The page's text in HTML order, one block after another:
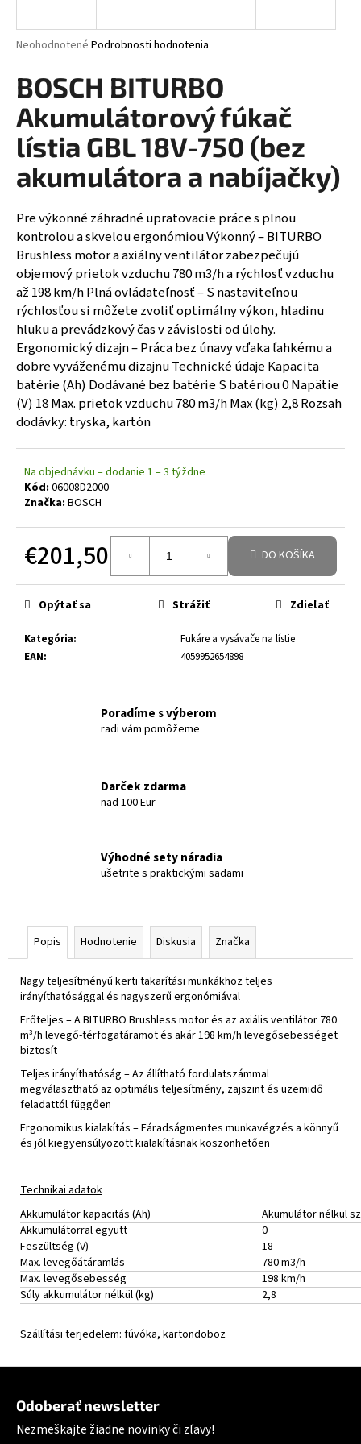
Priemerné hodnotenie produktu je 0,0 z 5 hviezdičiek.
Neohodnotené Podrobnosti hodnotenia
BOSCH BITURBO
Akumulátorový fúkač
lístia GBL 18V-750 (bez
akumulátora a nabíjačky)
Pre výkonné záhradné upratovacie práce s plnou
kontrolou a skvelou ergonómiou Výkonný – BITURBO
Brushless motor a axiálny ventilátor zabezpečujú
objemový prietok vzduchu 780 m3/h a rýchlosť vzduchu
až 198 km/h Plná ovládateľnosť – S nastaviteľnou
rýchlosťou si môžete zvoliť optimálny výkon, hladinu
hluku a prevádzkový čas v závislosti od úlohy.
Ergonomický dizajn – Práca bez únavy vďaka ľahkému a
dobre vyváženému dizajnu Technické údaje Kapacita
batérie (Ah) Dodávané bez batérie S batériou 0 Napätie
(V) 18 Max. prietok vzduchu 780 m3/h Max (kg) 2,8 Rozsah
dodávky: tryska, kartón
Na objednávku – dodanie 1 – 3 týždne
Kód: 06008D2000
Značka: BOSCH
€201,50 DO KOŠÍKA
Kategória:
Fukáre a vysávače na lístie
EAN: 4059952654898
Opýtať sa Strážiť Zdieľať
Poradíme s výberom
radi vám pomôžeme
Darček zdarma
nad 100 Eur
Výhodné sety náradia
ušetrite s praktickými sadami
Popis Hodnotenie Diskusia Značka
Nagy teljesítményű kerti takarítási munkákhoz teljes
irányíthatósággal és nagyszerű ergonómiával
Erőteljes – A BITURBO Brushless motor és az axiális ventilátor 780
m³/h levegő-térfogatáramot és akár 198 km/h levegősebességet
biztosít
Teljes irányíthatóság – Az állítható fordulatszámmal
megválasztható az optimális teljesítmény, zajszint és üzemidő
feladattól függően
Ergonomikus kialakítás – Fáradságmentes munkavégzés a könnyű
és jól kiegyensúlyozott kialakításnak köszönhetően
Technikai adatok
Akkumulátor kapacitás (Ah)
Akumulátor nélkül
Akkumulátorral együtt
0
Feszültség (V)
18
Max. levegőátáramlás
780 m3/h
Max. levegősebesség
198 km/h
Súly akkumulátor nélkül (kg)
2,8
Szállítási terjedelem: fúvóka, kartondoboz
j
ť
?
HĽADAŤ
Odoberať newsletter
Nezmeškajte žiadne novinky či zľavy!